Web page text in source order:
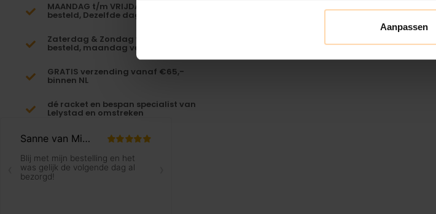
Aanpassen
MAANDAG t/m VRIJDAG voor 16:00
besteld, Dezelfde dag verzonden!*
Zaterdag & Zondag voor 23:59
besteld, maandag verzonden!
GRATIS verzending vanaf €65,-
binnen NL
dé racket en bespan specialist van
Lelystad en omstreken